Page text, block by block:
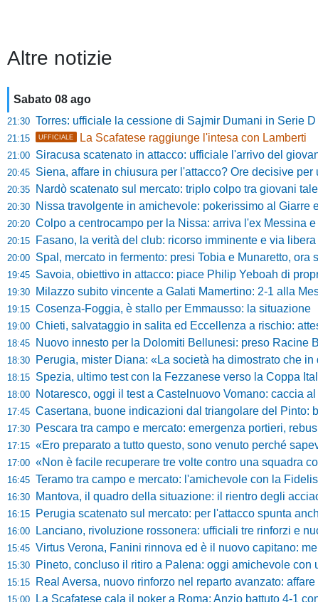
Altre notizie
Sabato 08 ago
21:30 Torres: ufficiale la cessione di Sajmir Dumani in Serie D
21:15 UFFICIALE La Scafatese raggiunge l'intesa con Lamberti
21:00 Siracusa scatenato in attacco: ufficiale l'arrivo del giovane Michele
20:45 Siena, affare in chiusura per l'attacco? Ore decisive per un ex
20:35 Nardò scatenato sul mercato: triplo colpo tra giovani talenti e un
20:30 Nissa travolgente in amichevole: pokerissimo al Giarre e segnali importanti
20:20 Colpo a centrocampo per la Nissa: arriva l'ex Messina e Reggina
20:15 Fasano, la verità del club: ricorso imminente e via libera ai
20:00 Spal, mercato in fermento: presi Tobia e Munaretto, ora si attende la
19:45 Savoia, obiettivo in attacco: piace Philip Yeboah di proprietà del
19:30 Milazzo subito vincente a Galati Mamertino: 2-1 alla Messana Riviera tra campo e
19:15 Cosenza-Foggia, è stallo per Emmausso: la situazione
19:00 Chieti, salvataggio in salita ed Eccellenza a rischio: attesa per i fondi e l'ipotesi
18:45 Nuovo innesto per la Dolomiti Bellunesi: preso Racine Ba a titolo
18:30 Perugia, mister Diana: «La società ha dimostrato che in qualche
18:15 Spezia, ultimo test con la Fezzanese verso la Coppa Italia: nel mirino la sfida con
18:00 Notaresco, oggi il test a Castelnuovo Vomano: caccia al rinforzo in attacco tra
17:45 Casertana, buone indicazioni dal triangolare del Pinto: battuta l'Ischia, ora c'è il Cassino prima
17:30 Pescara tra campo e mercato: emergenza portieri, rebus Di Nardo e le manovre del
17:15 «Ero preparato a tutto questo, sono venuto perché sapevo già tutto»: la carica di Nesta al
17:00 «Non è facile recuperare tre volte contro una squadra così»: Calabro promuove il carattere del
16:45 Teramo tra campo e mercato: l'amichevole con la Fidelis Andria, le parole di Pelosi e
16:30 Mantova, il quadro della situazione: il rientro degli acciaccati e le trattative
16:15 Perugia scatenato sul mercato: per l'attacco spunta anche il nome
16:00 Lanciano, rivoluzione rossonera: ufficiali tre rinforzi e nuovo assetto al
15:45 Virtus Verona, Fanini rinnova ed è il nuovo capitano: mercato tra colpi esperti e
15:30 Pineto, concluso il ritiro a Palena: oggi amichevole con un club di D verso
15:15 Real Aversa, nuovo rinforzo nel reparto avanzato: affare fatto per
15:00 La Scafatese cala il poker a Roma: Anzio battuto 4-1 con le reti di Palmieri, Esposito,